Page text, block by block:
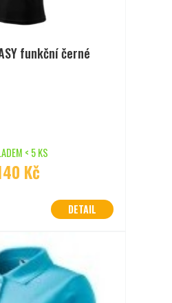
funkční černé
< 5 KS
Kč
DETAIL